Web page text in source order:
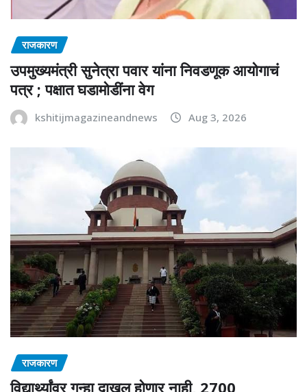
राजकारण
उपमुख्यमंत्री सुनेत्रा पवार यांना निवडणूक आयोगाचं
पत्र ; पक्षात घडामोडींना वेग
kshitijmagazineandnews Aug 3, 2026
राजकारण
विद्यार्थ्यांवर गुन्हा दाखल होणार नाही, 2700